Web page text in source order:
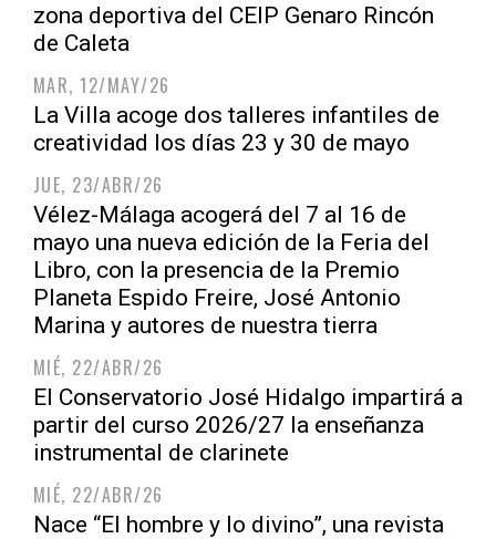
zona deportiva del CEIP Genaro Rincón
de Caleta
MAR, 12/MAY/26
La Villa acoge dos talleres infantiles de
creatividad los días 23 y 30 de mayo
JUE, 23/ABR/26
Vélez-Málaga acogerá del 7 al 16 de
mayo una nueva edición de la Feria del
Libro, con la presencia de la Premio
Planeta Espido Freire, José Antonio
Marina y autores de nuestra tierra
MIÉ, 22/ABR/26
El Conservatorio José Hidalgo impartirá a
partir del curso 2026/27 la enseñanza
instrumental de clarinete
MIÉ, 22/ABR/26
Nace “El hombre y lo divino”, una revista